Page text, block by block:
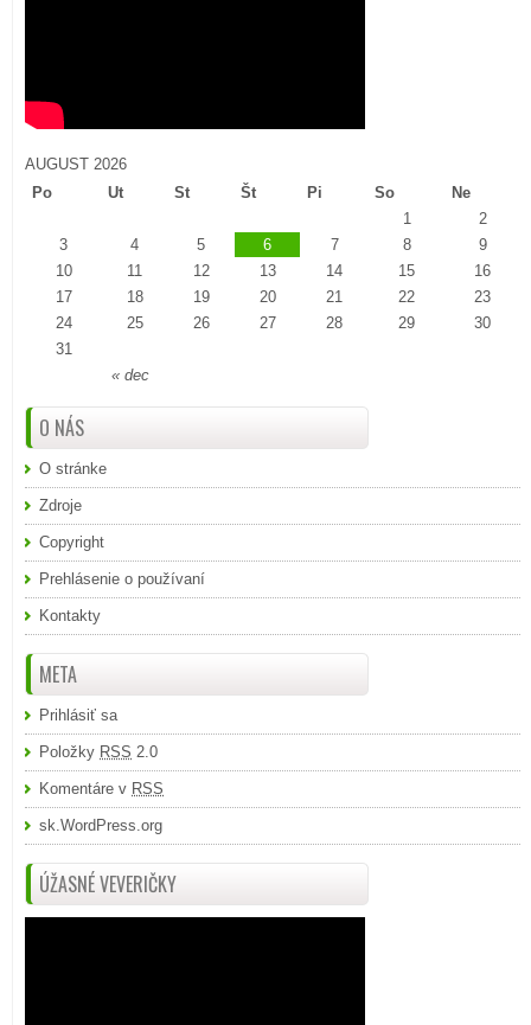
AUGUST 2026
Po
Ut St Št Pi So Ne
« dec
1
2
3
4 5 6 7 8
9
10
11 12 13 14 15
16
17
18 19 20 21 22
23
24
25 26 27 28 29
30
31
O NÁS
O stránke
Zdroje
Copyright
Prehlásenie o používaní
Kontakty
META
Prihlásiť sa
Položky RSS 2.0
Komentáre v RSS
sk.WordPress.org
ÚŽASNÉ VEVERIČKY